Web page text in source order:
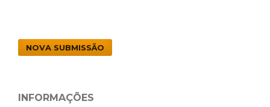
NOVA SUBMISSÃO
INFORMAÇÕES